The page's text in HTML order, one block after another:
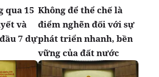
qua 15
và
7 dự
Không để thể chế là
điểm nghẽn đối với sự
phát triển nhanh, bền
vững của đất nước